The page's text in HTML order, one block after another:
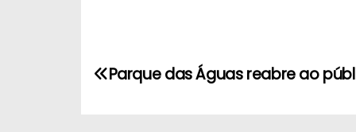
NParque das Águas reabre ao